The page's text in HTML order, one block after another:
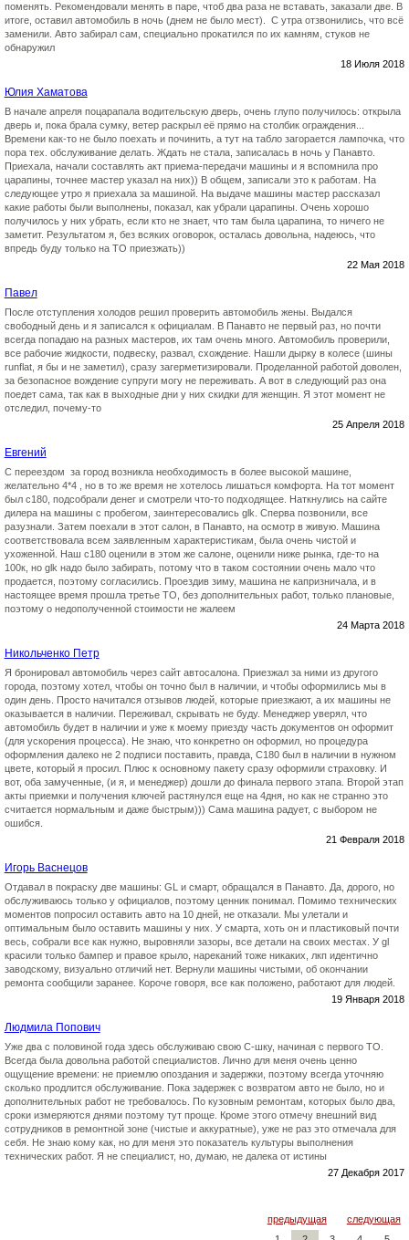
поменять. Рекомендовали менять в паре, чтоб два раза не вставать, заказали две. В
итоге, оставил автомобиль в ночь (днем не было мест). С утра отзвонились, что всё
заменили. Авто забирал сам, специально прокатился по их камням, стуков не
обнаружил
18 Июля 2018
Юлия Хаматова
В начале апреля поцарапала водительскую дверь, очень глупо получилось: открыла
дверь и, пока брала сумку, ветер раскрыл её прямо на столбик ограждения...
Времени как-то не было поехать и починить, а тут на табло загорается лампочка, что
пора тех. обслуживание делать. Ждать не стала, записалась в ночь у Панавто.
Приехала, начали составлять акт приема-передачи машины и я вспомнила про
царапины, точнее мастер указал на них)) В общем, записали это к работам. На
следующее утро я приехала за машиной. На выдаче машины мастер рассказал
какие работы были выполнены, показал, как убрали царапины. Очень хорошо
получилось у них убрать, если кто не знает, что там была царапина, то ничего не
заметит. Результатом я, без всяких оговорок, осталась довольна, надеюсь, что
впредь буду только на ТО приезжать))
22 Мая 2018
Павел
После отступления холодов решил проверить автомобиль жены. Выдался
свободный день и я записался к официалам. В Панавто не первый раз, но почти
всегда попадаю на разных мастеров, их там очень много. Автомобиль проверили,
все рабочие жидкости, подвеску, развал, схождение. Нашли дырку в колесе (шины
runflat, я бы и не заметил), сразу загерметизировали. Проделанной работой доволен,
за безопасное вождение супруги могу не переживать. А вот в следующий раз она
поедет сама, так как в выходные дни у них скидки для женщин. Я этот момент не
отследил, почему-то
25 Апреля 2018
Евгений
С переездом за город возникла необходимость в более высокой машине,
желательно 4*4 , но в то же время не хотелось лишаться комфорта. На тот момент
был с180, подсобрали денег и смотрели что-то подходящее. Наткнулись на сайте
дилера на машины с пробегом, заинтересовались glk. Сперва позвонили, все
разузнали. Затем поехали в этот салон, в Панавто, на осмотр в живую. Машина
соответствовала всем заявленным характеристикам, была очень чистой и
ухоженной. Наш с180 оценили в этом же салоне, оценили ниже рынка, где-то на
100к, но glk надо было забирать, потому что в таком состоянии очень мало что
продается, поэтому согласились. Проездив зиму, машина не капризничала, и в
настоящее время прошла третье ТО, без дополнительных работ, только плановые,
поэтому о недополученной стоимости не жалеем
24 Марта 2018
Никольченко Петр
Я бронировал автомобиль через сайт автосалона. Приезжал за ними из другого
города, поэтому хотел, чтобы он точно был в наличии, и чтобы оформились мы в
один день. Просто начитался отзывов людей, которые приезжают, а их машины не
оказывается в наличии. Переживал, скрывать не буду. Менеджер уверял, что
автомобиль будет в наличии и уже к моему приезду часть документов он оформит
(для ускорения процесса). Не знаю, что конкретно он оформил, но процедура
оформления далеко не 2 подписи поставить, правда, С180 был в наличии в нужном
цвете, который я просил. Плюс к основному пакету сразу оформили страховку. И
вот, оба замученные, (и я, и менеджер) дошли до финала первого этапа. Второй этап
акты приемки и получения ключей растянулся еще на 4дня, но как не странно это
считается нормальным и даже быстрым))) Сама машина радует, с выбором не
ошибся.
21 Февраля 2018
Игорь Васнецов
Отдавал в покраску две машины: GL и смарт, обращался в Панавто. Да, дорого, но
обслуживаюсь только у официалов, поэтому ценник понимал. Помимо технических
моментов попросил оставить авто на 10 дней, не отказали. Мы улетали и
оптимальным было оставить машины у них. У смарта, хоть он и пластиковый почти
весь, собрали все как нужно, выровняли зазоры, все детали на своих местах. У gl
красили только бампер и правое крыло, нареканий тоже никаких, лкп идентично
заводскому, визуально отличий нет. Вернули машины чистыми, об окончании
ремонта сообщили заранее. Короче говоря, все как положено, работают для людей.
19 Января 2018
Людмила Попович
Уже два с половиной года здесь обслуживаю свою С-шку, начиная с первого ТО.
Всегда была довольна работой специалистов. Лично для меня очень ценно
ощущение времени: не приемлю опоздания и задержки, поэтому всегда уточняю
сколько продлится обслуживание. Пока задержек с возвратом авто не было, но и
дополнительных работ не требовалось. По кузовным ремонтам, которых было два,
сроки измеряются днями поэтому тут проще. Кроме этого отмечу внешний вид
сотрудников в ремонтной зоне (чистые и аккуратные), уже не раз это отмечала для
себя. Не знаю кому как, но для меня это показатель культуры выполнения
технических работ. Я не специалист, но, думаю, не далека от истины
27 Декабря 2017
предыдущая
следующая